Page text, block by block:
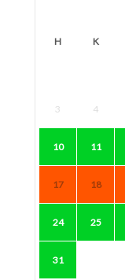
H K
3 4
10 11
17 18
24 25
31